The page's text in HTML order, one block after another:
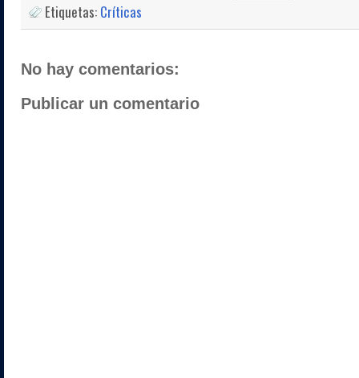
Etiquetas: Críticas
No hay comentarios:
Publicar un comentario